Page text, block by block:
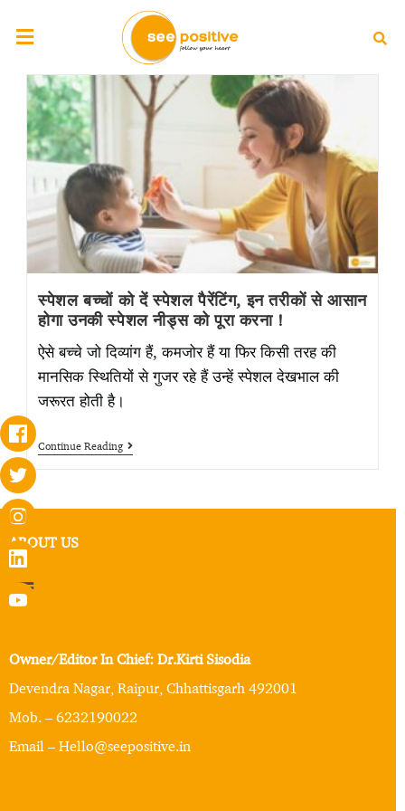
स्पेशल बच्चों को दें स्पेशल पैरेंटिंग, इन तरीकों से आसान
होगा उनकी स्पेशल नीड्स को पूरा करना !
ऐसे बच्चे जो दिव्यांग हैं, कमजोर हैं या फिर किसी तरह की
मानसिक स्थितियों से गुजर रहे हैं उन्हें स्पेशल देखभाल की
जरूरत होती है।
Continue Reading
ABOUT US
Owner/Editor In Chief: Dr.Kirti Sisodia
Devendra Nagar, Raipur, Chhattisgarh 492001
Mob. – 6232190022
Email – Hello@seepositive.in